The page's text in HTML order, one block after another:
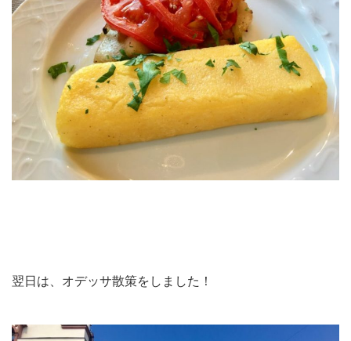
翌日は、オデッサ散策をしました！